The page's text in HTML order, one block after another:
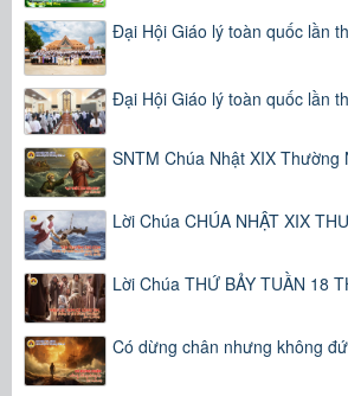
Đại Hội Giáo lý toàn quốc lần
Đại Hội Giáo lý toàn quốc lần
SNTM Chúa Nhật XIX Thường
Lời Chúa CHÚA NHẬT XIX
Lời Chúa THỨ BẢY TUẦN 18
Có dừng chân nhưng không